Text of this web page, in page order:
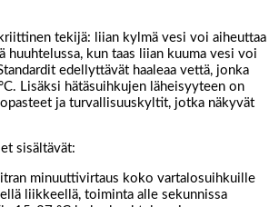
tekijä: liian kylmä vesi voi aiheuttaa
huuhtelussa, kun taas liian kuuma vesi voi
edellyttävät haaleaa vettä, jonka
Lisäksi hätäsuihkujen läheisyyteen on
ja turvallisuuskyltit, jotka näkyvät
sisältävät:
minuuttivirtaus koko vartalosuihkuille
liikkeellä, toiminta alle sekunnissa